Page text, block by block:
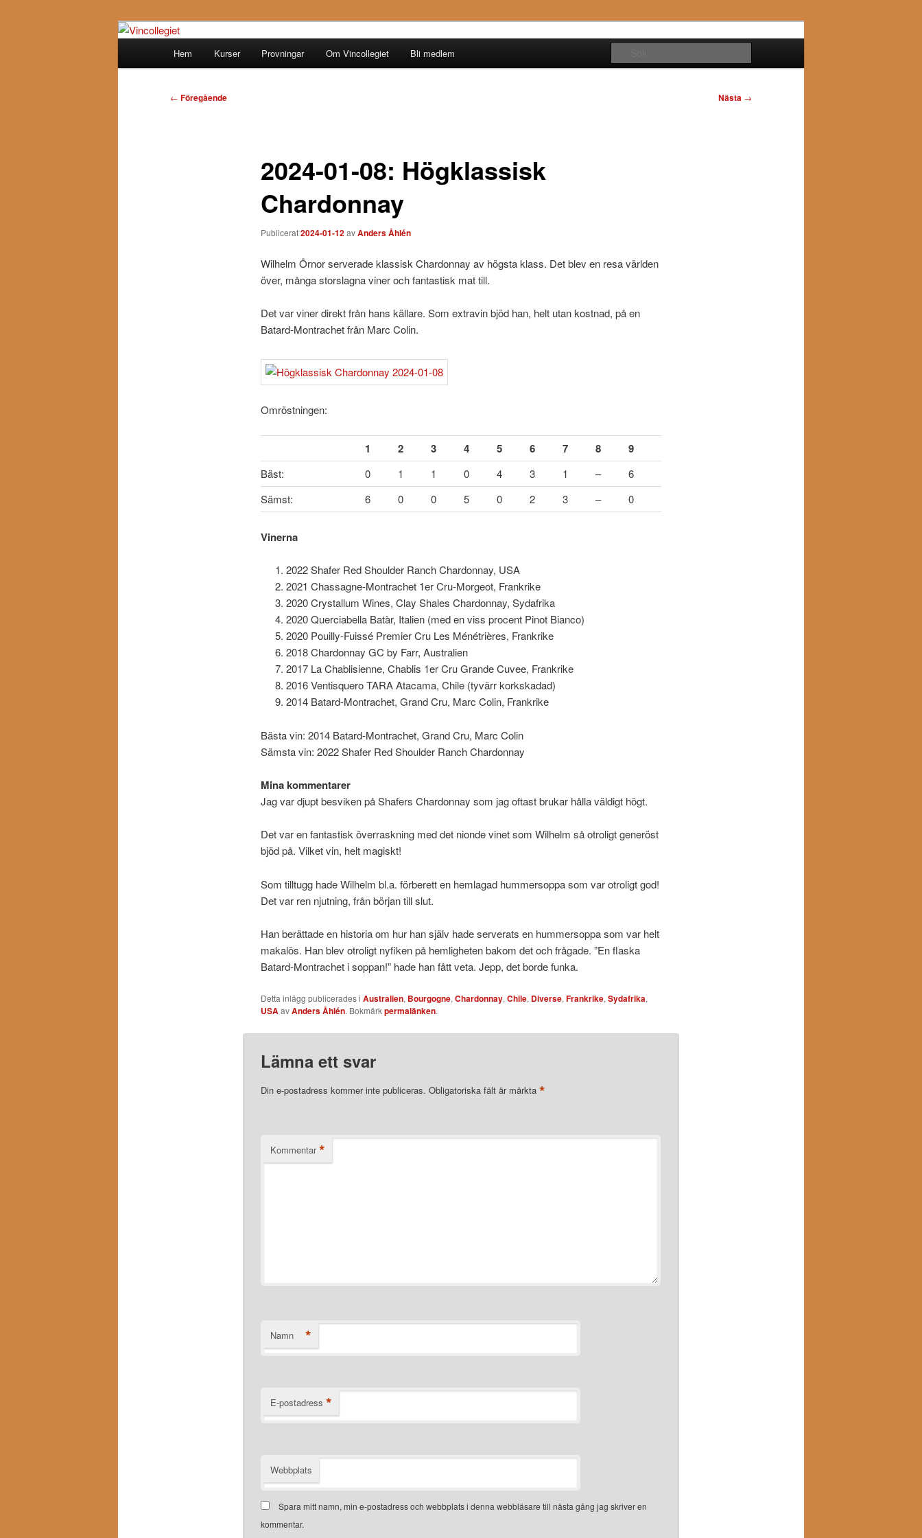
Vincollegiet
Hem Kurser Provningar Om Vincollegiet Bli medlem
Inläggsnavigering
← Föregående Nästa →
2024-01-08: Högklassisk
Chardonnay
Publicerat2024-01-12avAnders Åhlén
Wilhelm Örnor serverade klassisk Chardonnay av högsta klass. Det blev en resa världen
över, många storslagna viner och fantastisk mat till.
Det var viner direkt från hans källare. Som extravin bjöd han, helt utan kostnad, på en
Batard-Montrachet från Marc Colin.
Omröstningen:
1 2 3 4 5 6 7 8 9
Bäst: 0 1 1 0 4 3 1 –
6
Sämst:
6 0 0 5 0 2 3 – 0
Vinerna
2022 Shafer Red Shoulder Ranch Chardonnay, USA
2021 Chassagne-Montrachet 1er Cru-Morgeot, Frankrike
2020 Crystallum Wines, Clay Shales Chardonnay, Sydafrika
2020 Querciabella Batàr, Italien (med en viss procent Pinot Bianco)
2020 Pouilly-Fuissé Premier Cru Les Ménétrières, Frankrike
2018 Chardonnay GC by Farr, Australien
2017 La Chablisienne, Chablis 1er Cru Grande Cuvee, Frankrike
2016 Ventisquero TARA Atacama, Chile (tyvärr korkskadad)
2014 Batard-Montrachet, Grand Cru, Marc Colin, Frankrike
Bästa vin: 2014 Batard-Montrachet, Grand Cru, Marc Colin
Sämsta vin: 2022 Shafer Red Shoulder Ranch Chardonnay
Mina kommentarer
Jag var djupt besviken på Shafers Chardonnay som jag oftast brukar hålla väldigt högt.
Det var en fantastisk överraskning med det nionde vinet som Wilhelm så otroligt generöst
bjöd på. Vilket vin, helt magiskt!
Som tilltugg hade Wilhelm bl.a. förberett en hemlagad hummersoppa som var otroligt god!
Det var ren njutning, från början till slut.
Han berättade en historia om hur han själv hade serverats en hummersoppa som var helt
makalös. Han blev otroligt nyfiken på hemligheten bakom det och frågade. ”En flaska
Batard-Montrachet i soppan!” hade han fått veta. Jepp, det borde funka.
Detta inlägg publicerades i Australien, Bourgogne, Chardonnay, Chile, Diverse, Frankrike, Sydafrika,
USA avAnders Åhlén. Bokmärkpermalänken.
Lämna ett svar
Din e-postadress kommer inte publiceras. Obligatoriska fält är märkta *
Kommentar *
Namn *
E-postadress *
Webbplats
Spara mitt namn, min e-postadress och webbplats i denna webbläsare till nästa gång jag skriver en
kommentar.